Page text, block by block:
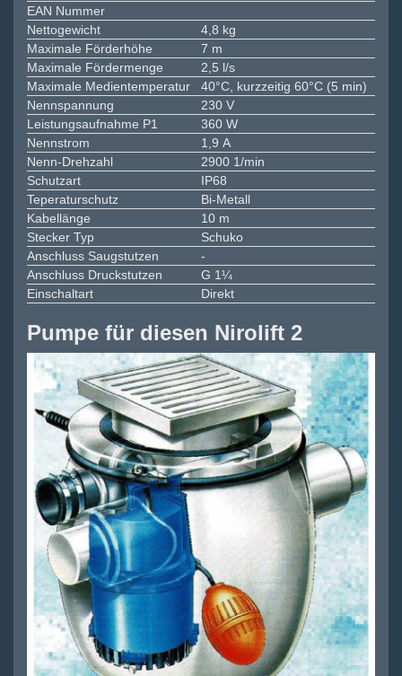
EAN Nummer
Nettogewicht
4,8 kg
Maximale Förderhöhe
7 m
Maximale Fördermenge
2,5 l/s
Maximale Medientemperatur
40°C, kurzzeitig 60°C (5 min)
Nennspannung
230 V
Leistungsaufnahme P1
360 W
Nennstrom
1,9 A
Nenn-Drehzahl
2900 1/min
Schutzart
IP68
Teperaturschutz
Bi-Metall
Kabellänge
10 m
Stecker Typ
Schuko
Anschluss Saugstutzen
-
Anschluss Druckstutzen
G 1¼
Einschaltart
Direkt
Pumpe für diesen Nirolift 2